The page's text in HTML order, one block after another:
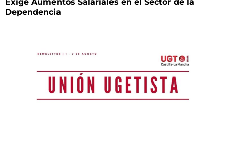
Exige Aumentos Salariales en el Sector de la
Dependencia